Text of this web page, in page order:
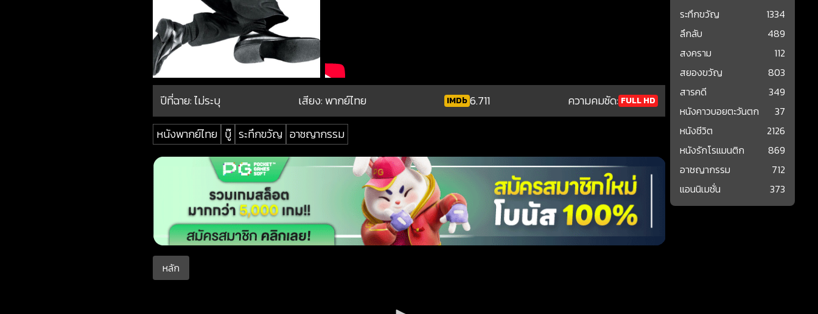
ปีที่ฉาย:ไม่ระบุ เสียง: พากย์ไทย IMDb6.711 ความคมชัด: FULL HD
หนังพากย์ไทย บู๊ ระทึกขวัญ อาชญากรรม
หลัก
ระทึกขวัญ
1334
ลึกลับ
489
สงคราม
112
สยองขวัญ
803
สารคดี
349
หนังคาวบอยตะวันตก
37
หนังชีวิต
2126
หนังรักโรแมนติก
869
อาชญากรรม
712
แอนนิเมชั่น
373